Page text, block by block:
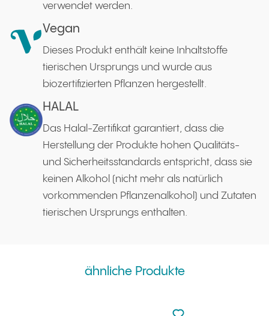
verwendet werden.
Vegan
Dieses Produkt enthält keine Inhaltstoffe
tierischen Ursprungs und wurde aus
biozertifizierten Pflanzen hergestellt.
HALAL
Das Halal-Zertifikat garantiert, dass die
Herstellung der Produkte hohen Qualitäts-
und Sicherheitsstandards entspricht, dass sie
keinen Alkohol (nicht mehr als natürlich
vorkommenden Pflanzenalkohol) und Zutaten
tierischen Ursprungs enthalten.
ähnliche Produkte
zu den Favoriten